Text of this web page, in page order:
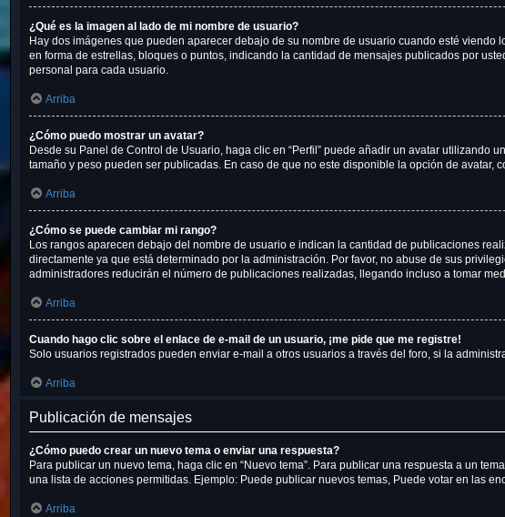
¿Qué es la imagen al lado de mi nombre de usuario?
Hay dos imágenes que pueden aparecer debajo de su nombre de usuario cuando esté
en forma de estrellas, bloques o puntos, indicando la cantidad de mensajes publicados por
personal para cada usuario.
Arriba
¿Cómo puedo mostrar un avatar?
Desde su Panel de Control de Usuario, haga clic en “Perfil” puede añadir un avatar
tamaño y peso pueden ser publicadas. En caso de que no este disponible la opción de avatar,
Arriba
¿Cómo se puede cambiar mi rango?
Los rangos aparecen debajo del nombre de usuario e indican la cantidad de publicaciones
directamente ya que está determinado por la administración. Por favor, no abuse de sus
administradores reducirán el número de publicaciones realizadas, llegando incluso a tomar
Arriba
Cuando hago clic sobre el enlace de e-mail de un usuario, ¡me pide que me registre!
Solo usuarios registrados pueden enviar e-mail a otros usuarios a través del foro, si la
Arriba
Publicación de mensajes
¿Cómo puedo crear un nuevo tema o enviar una respuesta?
Para publicar un nuevo tema, haga clic en “Nuevo tema”. Para publicar una respuesta a un
una lista de acciones permitidas. Ejemplo: Puede publicar nuevos temas, Puede votar en las
Arriba